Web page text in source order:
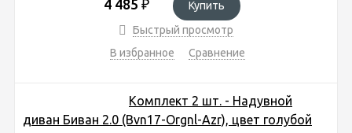
4 485 ₽
Купить
Быстрый просмотр
В избранное
Сравнение
Комплект 2 шт. - Надувной
диван Биван 2.0 (Bvn17-Orgnl-Azr), цвет голубой